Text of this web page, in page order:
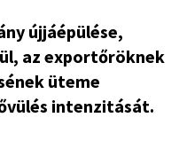
újjáépülése,
az exportőröknek
üteme
intenzitását.